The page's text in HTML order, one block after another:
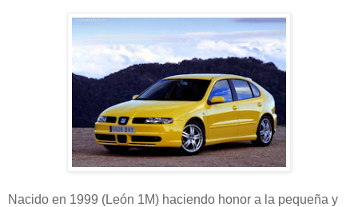
Nacido en 1999 (León 1M) haciendo honor a la pequeña y